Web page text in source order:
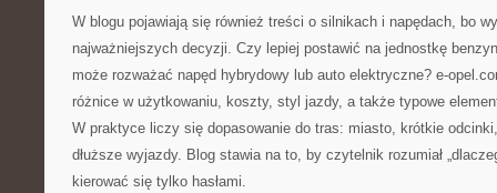
W blogu pojawiają się również treści o silnikach i napędach, bo
najważniejszych decyzji. Czy lepiej postawić na jednostkę
może rozważać napęd hybrydowy lub auto elektryczne? e-
różnice w użytkowaniu, koszty, styl jazdy, a także typowe
W praktyce liczy się dopasowanie do tras: miasto, krótkie
dłuższe wyjazdy. Blog stawia na to, by czytelnik rozumiał
kierować się tylko hasłami.